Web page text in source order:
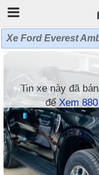
Xe Ford Everest
Tin xe này đã
để Xem